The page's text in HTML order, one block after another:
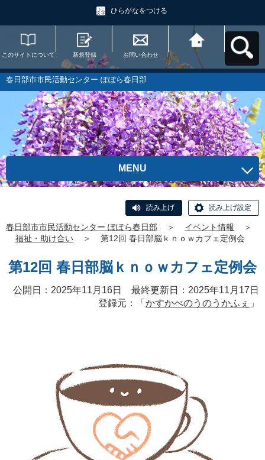
ひらがなをつける
このサイトについて 新規登録 お問い合わせ
春日部市市民活動セ
ンター ぽぽら春日部
へ戻る
春日部市市民活動センター ぽぽら春日部
MENU
読み上げ 読み上げ設定
春日部市市民活動センター ぽぽら春日部 ＞ イベント情報
＞
福祉・助け合い
＞ 第12回 春日部脳ｋｎｏｗカフェ定例会
第12回 春日部脳ｋｎｏｗカフェ定例会
公開日：2025年11月16日 最終更新日：2025年11月17日
登録元：「 かすかべのうのうかふぇ 」